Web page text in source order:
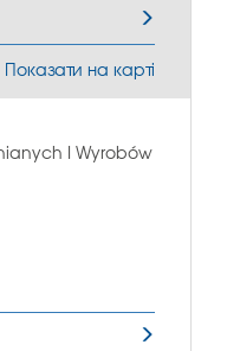
Показати на карті
I Wyrobów